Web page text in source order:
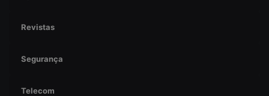
Revistas
Segurança
Telecom